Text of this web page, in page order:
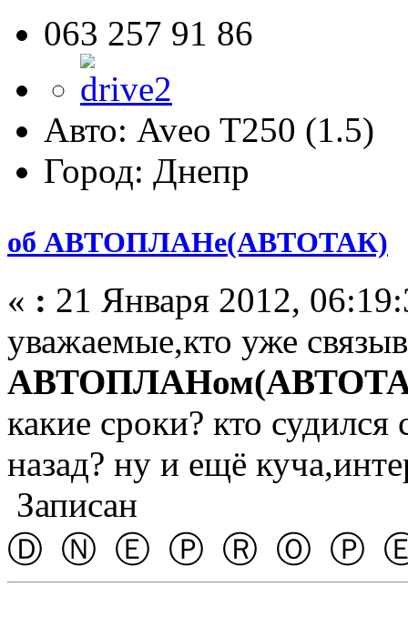
063 257 91 86
Авто: Aveo T250 (1.5)
Город: Днепр
об АВТОПЛАНе(АВТОТАК)
« : 21 Января 2012,
уважаемые,кто уже
какие сроки? кто
назад? ну и ещё
Записан
Ⓓ Ⓝ Ⓔ Ⓟ Ⓡ Ⓞ Ⓟ